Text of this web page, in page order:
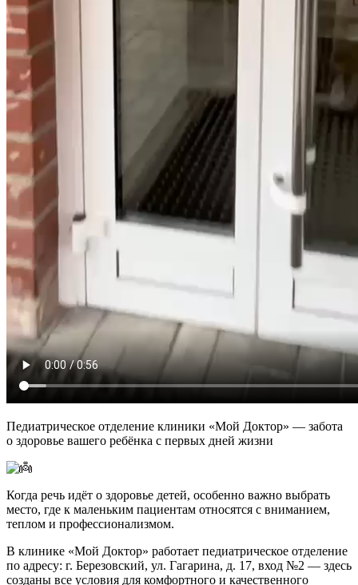
Педиатрическое отделение клиники «Мой Доктор» — забота
о здоровье вашего ребёнка с первых дней жизни
Когда речь идёт о здоровье детей, особенно важно выбрать
место, где к маленьким пациентам относятся с вниманием,
теплом и профессионализмом.
В клинике «Мой Доктор» работает педиатрическое отделение
по адресу: г. Березовский, ул. Гагарина, д. 17, вход №2 — здесь
созданы все условия для комфортного и качественного